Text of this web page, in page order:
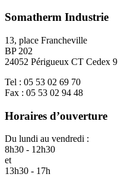
Somatherm Industrie
13, place Francheville
BP 202
24052 Périgueux CT Cedex 9
Tel : 05 53 02 69 70
Fax : 05 53 02 94 48
Horaires d’ouverture
Du lundi au vendredi :
8h30 - 12h30
et
13h30 - 17h